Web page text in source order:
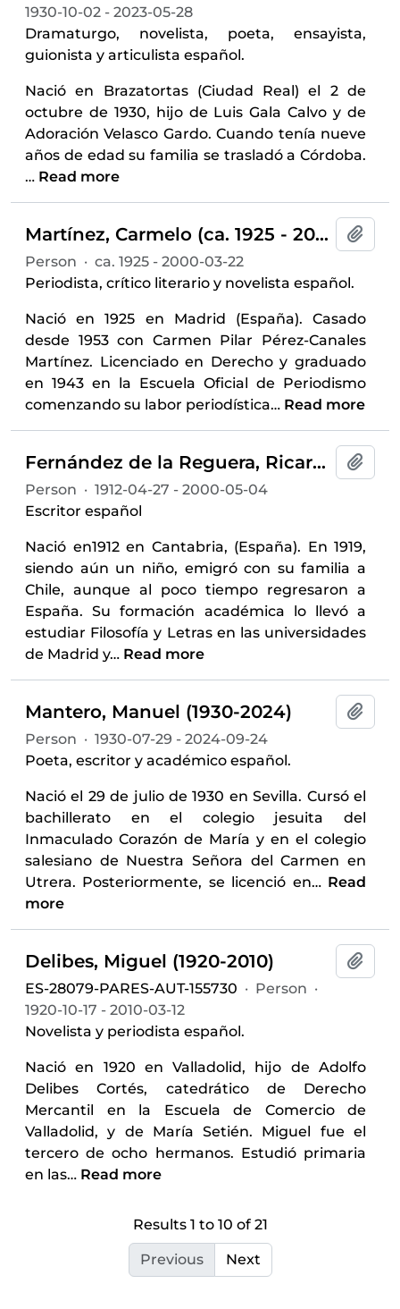
1930-10-02 - 2023-05-28
Dramaturgo, novelista, poeta, ensayista,
guionista y articulista español.
Nació en Brazatortas (Ciudad Real) el 2 de
octubre de 1930, hijo de Luis Gala Calvo y de
Adoración Velasco Gardo. Cuando tenía nueve
años de edad su familia se trasladó a Córdoba.
… Read more
Martínez, Carmelo (ca. 1925 - 2000)
Person · ca. 1925 - 2000-03-22
Periodista, crítico literario y novelista español.
Nació en 1925 en Madrid (España). Casado
desde 1953 con Carmen Pilar Pérez-Canales
Martínez. Licenciado en Derecho y graduado
en 1943 en la Escuela Oficial de Periodismo
comenzando su labor periodística… Read more
Fernández de la Reguera, Ricardo (1916-2000)
Person · 1912-04-27 - 2000-05-04
Escritor español
Nació en1912 en Cantabria, (España). En 1919,
siendo aún un niño, emigró con su familia a
Chile, aunque al poco tiempo regresaron a
España. Su formación académica lo llevó a
estudiar Filosofía y Letras en las universidades
de Madrid y… Read more
Mantero, Manuel (1930-2024)
Person · 1930-07-29 - 2024-09-24
Poeta, escritor y académico español.
Nació el 29 de julio de 1930 en Sevilla. Cursó el
bachillerato en el colegio jesuita del
Inmaculado Corazón de María y en el colegio
salesiano de Nuestra Señora del Carmen en
Utrera. Posteriormente, se licenció en… Read
more
Delibes, Miguel (1920-2010)
ES-28079-PARES-AUT-155730 · Person ·
1920-10-17 - 2010-03-12
Novelista y periodista español.
Nació en 1920 en Valladolid, hijo de Adolfo
Delibes Cortés, catedrático de Derecho
Mercantil en la Escuela de Comercio de
Valladolid, y de María Setién. Miguel fue el
tercero de ocho hermanos. Estudió primaria
en las… Read more
Results 1 to 10 of 21
Previous Next